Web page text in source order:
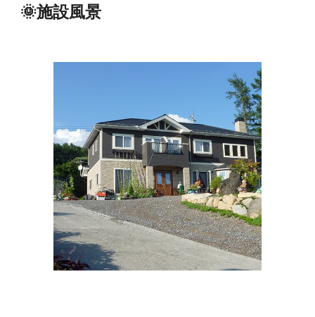
🌞施設風景